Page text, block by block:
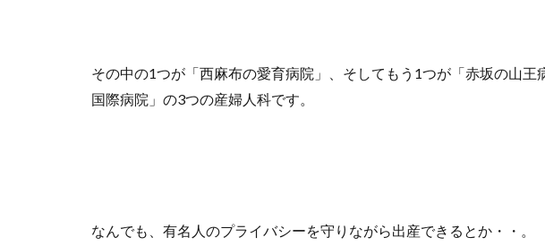
その中の1つが「西麻布の愛育病院」、そしてもう1つが「赤坂の山王
国際病院」の3つの産婦人科です。
なんでも、有名人のプライバシーを守りながら出産できるとか・・。